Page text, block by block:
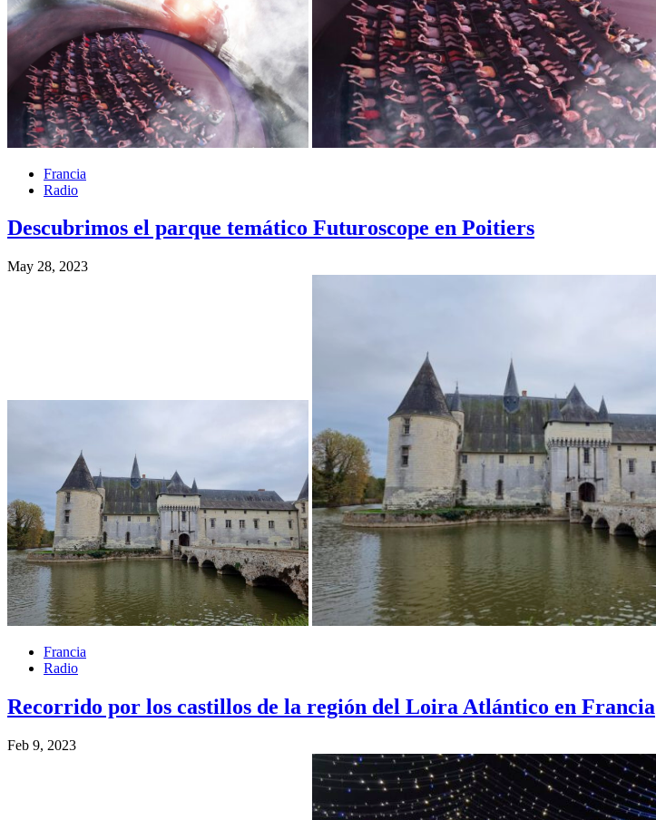
Francia
Radio
Descubrimos el parque temático Futuroscope en Poitiers
May 28, 2023
Francia
Radio
Recorrido por los castillos de la región del Loira Atlántico en Francia
Feb 9, 2023